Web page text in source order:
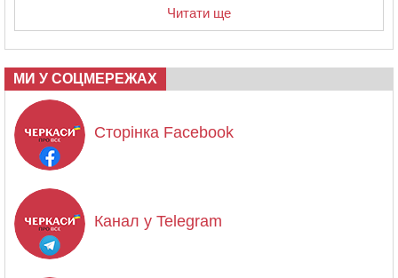
Читати ще
МИ У СОЦМЕРЕЖАХ
Сторінка Facebook
Канал у Telegram